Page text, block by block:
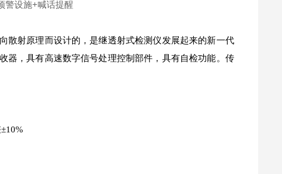
散射原理而设计的，是继透射式检测仪发展起来的新一代
器，具有高速数字信号处理控制部件，具有自检功能。传